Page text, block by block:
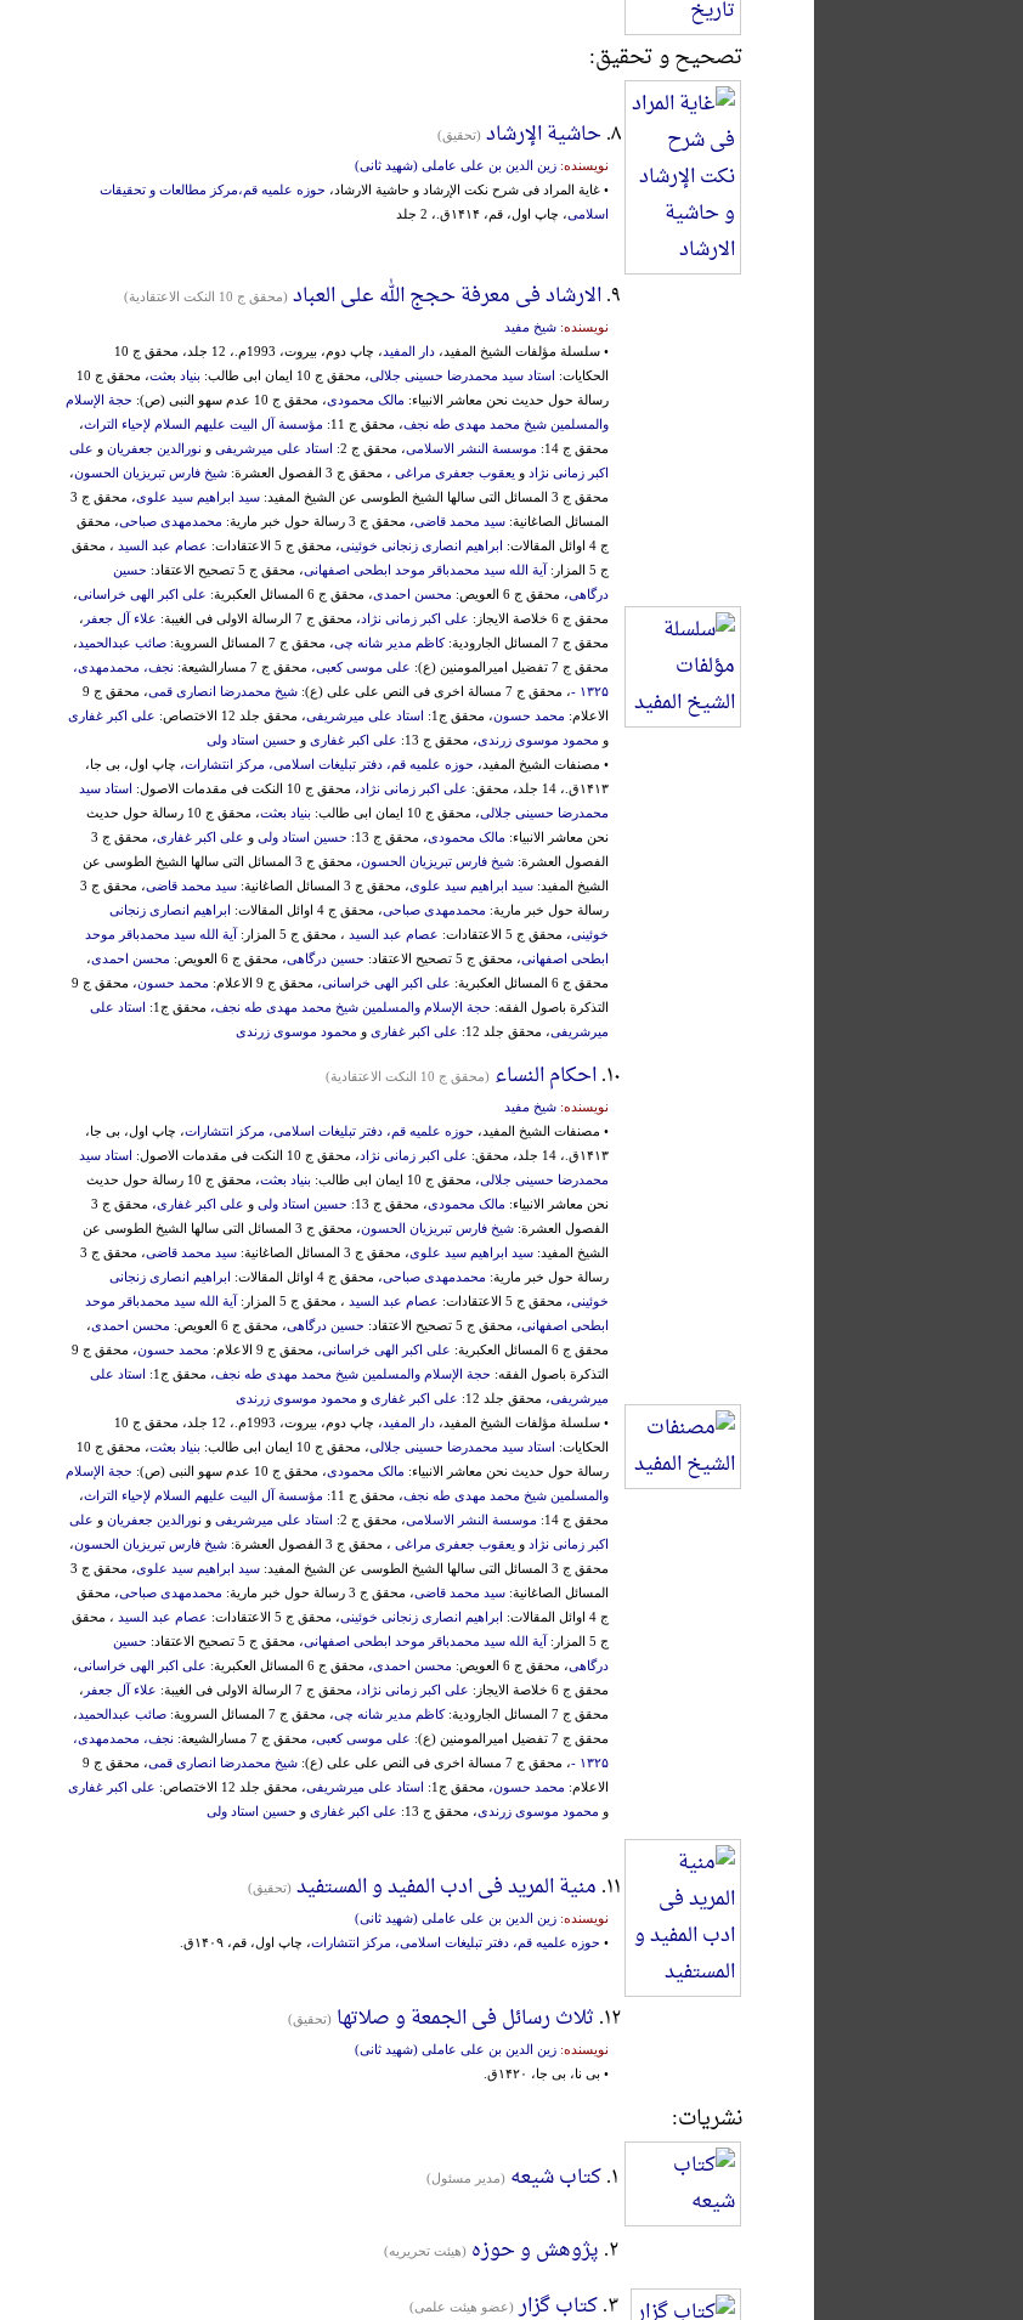
تصحیح و تحقیق:
۸. حاشیة الإرشاد (تحقیق)
نویسنده: زین الدین بن علی عاملی (شهید ثانی)
• غایة المراد فی شرح نکت الإرشاد و حاشیة الارشاد، حوزه علمیه قم،مرکز مطالعات و تحقیقات
اسلامی، چاپ اول، قم، ۱۴۱۴ق.، 2 جلد
۹. الارشاد فی معرفة حجج الله علی العباد (محقق ج 10 النکت الاعتقادیة)
نویسنده: شیخ مفید
• سلسلة مؤلفات الشیخ المفید، دار المفید
، چاپ دوم، بیروت، 1993م.، 12 جلد، محقق ج 10
الحکایات: استاد سید محمدرضا حسینی جلالی، محقق ج 10 ایمان ابی طالب: بنیاد بعثت
، محقق ج 10
رسالة حول حدیث نحن معاشر الانبیاء: مالک محمودی، محقق ج 10 عدم سهو النبی (ص):
حجة الإسلام
والمسلمین شیخ محمد مهدی طه نجف، محقق ج 11: مؤسسة آل البیت علیهم السلام لإحیاء التراث،
محقق ج 14:
موسسة النشر الاسلامی، محقق ج 2: استاد علی میرشریفی و نورالدین جعفریان و علی
اکبر زمانی نژاد و یعقوب جعفری مراغی ، محقق ج 3 الفصول العشرة: شیخ فارس تبریزیان الحسون،
محقق ج 3 المسائل التی سالها الشیخ الطوسی عن الشیخ المفید:
سید ابراهیم سید علوی
، محقق ج 3
المسائل الصاغانیة: سید محمد قاضی، محقق ج 3 رسالة حول خبر ماریة: محمدمهدی صباحی، محقق
ج 4 اوائل المقالات:
ابراهیم انصاری زنجانی خوئینی، محقق ج 5 الاعتقادات: عصام عبد السید ، محقق
ج 5 المزار:
آیة الله سید محمدباقر موحد ابطحی اصفهانی، محقق ج 5 تصحیح الاعتقاد:
حسین
درگاهی، محقق ج 6 العویص: محسن احمدی، محقق ج 6 المسائل العکبریة: علی اکبر الهی خراسانی،
محقق ج 6 خلاصة الایجاز:
علی اکبر زمانی نژاد ، محقق ج 7 الرسالة الاولی فی الغیبة: علاء آل جعفر ،
محقق ج 7 المسائل الجارودیة:
کاظم مدیر شانه چی، محقق ج 7 المسائل السرویة: صائب عبدالحمید ،
محقق ج 7 تفضیل امیرالمومنین (ع):
علی موسی کعبی، محقق ج 7 مسارالشیعة:
نجف، محمدمهد‌ی‌،
۱۳۲۵ -
، محقق ج 7 مسالة اخری فی النص علی علی (ع): شیخ محمدرضا انصاری قمی
، محقق ج 9
الاعلام: محمد حسون، محقق ج1: استاد علی میرشریفی، محقق جلد 12 الاختصاص:
علی اکبر غفاری
و محمود موسوی زرندی، محقق ج 13: علی اکبر غفاری و حسین استاد ولی
• مصنفات الشیخ المفید، حوزه علمیه قم، دفتر تبلیغات اسلامی، مرکز انتشارات، چاپ اول، بی جا،
۱۴۱۳ق.، 14 جلد، محقق:
علی اکبر زمانی نژاد ، محقق ج 10 النکت فی مقدمات الاصول:
استاد سید
محمدرضا حسینی جلالی، محقق ج 10 ایمان ابی طالب: بنیاد بعثت
، محقق ج 10 رسالة حول حدیث
نحن معاشر الانبیاء: مالک محمودی، محقق ج 13: حسین استاد ولی و علی اکبر غفاری
، محقق ج 3
الفصول العشرة: شیخ فارس تبریزیان الحسون
، محقق ج 3 المسائل التی سالها الشیخ الطوسی عن
الشیخ المفید: سید ابراهیم سید علوی، محقق ج 3 المسائل الصاغانیة: سید محمد قاضی
، محقق ج 3
رسالة حول خبر ماریة: محمدمهدی صباحی، محقق ج 4 اوائل المقالات:
ابراهیم انصاری زنجانی
خوئینی، محقق ج 5 الاعتقادات: عصام عبد السید ، محقق ج 5 المزار:
آیة الله سید محمدباقر موحد
ابطحی اصفهانی، محقق ج 5 تصحیح الاعتقاد: حسین درگاهی، محقق ج 6 العویص: محسن احمدی،
محقق ج 6 المسائل العکبریة:
علی اکبر الهی خراسانی، محقق ج 9 الاعلام: محمد حسون
، محقق ج 9
التذکرة باصول الفقه: حجة الإسلام والمسلمین شیخ محمد مهدی طه نجف، محقق ج1:
استاد علی
میرشریفی، محقق جلد 12: علی اکبر غفاری و محمود موسوی زرندی
۱۰. احکام النساء (محقق ج 10 النکت الاعتقادیة)
نویسنده: شیخ مفید
• مصنفات الشیخ المفید، حوزه علمیه قم، دفتر تبلیغات اسلامی، مرکز انتشارات، چاپ اول، بی جا،
۱۴۱۳ق.، 14 جلد، محقق:
علی اکبر زمانی نژاد ، محقق ج 10 النکت فی مقدمات الاصول:
استاد سید
محمدرضا حسینی جلالی، محقق ج 10 ایمان ابی طالب: بنیاد بعثت
، محقق ج 10 رسالة حول حدیث
نحن معاشر الانبیاء: مالک محمودی، محقق ج 13: حسین استاد ولی و علی اکبر غفاری
، محقق ج 3
الفصول العشرة: شیخ فارس تبریزیان الحسون
، محقق ج 3 المسائل التی سالها الشیخ الطوسی عن
الشیخ المفید: سید ابراهیم سید علوی، محقق ج 3 المسائل الصاغانیة: سید محمد قاضی
، محقق ج 3
رسالة حول خبر ماریة: محمدمهدی صباحی، محقق ج 4 اوائل المقالات:
ابراهیم انصاری زنجانی
خوئینی، محقق ج 5 الاعتقادات: عصام عبد السید ، محقق ج 5 المزار:
آیة الله سید محمدباقر موحد
ابطحی اصفهانی، محقق ج 5 تصحیح الاعتقاد: حسین درگاهی، محقق ج 6 العویص: محسن احمدی،
محقق ج 6 المسائل العکبریة:
علی اکبر الهی خراسانی، محقق ج 9 الاعلام: محمد حسون
، محقق ج 9
التذکرة باصول الفقه: حجة الإسلام والمسلمین شیخ محمد مهدی طه نجف، محقق ج1:
استاد علی
میرشریفی، محقق جلد 12: علی اکبر غفاری و محمود موسوی زرندی
• سلسلة مؤلفات الشیخ المفید، دار المفید
، چاپ دوم، بیروت، 1993م.، 12 جلد، محقق ج 10
الحکایات: استاد سید محمدرضا حسینی جلالی، محقق ج 10 ایمان ابی طالب: بنیاد بعثت
، محقق ج 10
رسالة حول حدیث نحن معاشر الانبیاء: مالک محمودی، محقق ج 10 عدم سهو النبی (ص):
حجة الإسلام
والمسلمین شیخ محمد مهدی طه نجف، محقق ج 11: مؤسسة آل البیت علیهم السلام لإحیاء التراث،
محقق ج 14:
موسسة النشر الاسلامی، محقق ج 2: استاد علی میرشریفی و نورالدین جعفریان و علی
اکبر زمانی نژاد و یعقوب جعفری مراغی ، محقق ج 3 الفصول العشرة: شیخ فارس تبریزیان الحسون،
محقق ج 3 المسائل التی سالها الشیخ الطوسی عن الشیخ المفید:
سید ابراهیم سید علوی
، محقق ج 3
المسائل الصاغانیة: سید محمد قاضی، محقق ج 3 رسالة حول خبر ماریة: محمدمهدی صباحی، محقق
ج 4 اوائل المقالات:
ابراهیم انصاری زنجانی خوئینی، محقق ج 5 الاعتقادات: عصام عبد السید ، محقق
ج 5 المزار:
آیة الله سید محمدباقر موحد ابطحی اصفهانی، محقق ج 5 تصحیح الاعتقاد:
حسین
درگاهی، محقق ج 6 العویص: محسن احمدی، محقق ج 6 المسائل العکبریة: علی اکبر الهی خراسانی،
محقق ج 6 خلاصة الایجاز:
علی اکبر زمانی نژاد ، محقق ج 7 الرسالة الاولی فی الغیبة: علاء آل جعفر ،
محقق ج 7 المسائل الجارودیة:
کاظم مدیر شانه چی، محقق ج 7 المسائل السرویة: صائب عبدالحمید ،
محقق ج 7 تفضیل امیرالمومنین (ع):
علی موسی کعبی، محقق ج 7 مسارالشیعة:
نجف، محمدمهد‌ی‌،
۱۳۲۵ -
، محقق ج 7 مسالة اخری فی النص علی علی (ع): شیخ محمدرضا انصاری قمی
، محقق ج 9
الاعلام: محمد حسون، محقق ج1: استاد علی میرشریفی، محقق جلد 12 الاختصاص:
علی اکبر غفاری
و محمود موسوی زرندی، محقق ج 13: علی اکبر غفاری و حسین استاد ولی
۱۱. منیة المرید فی ادب المفید و المستفید (تحقیق)
نویسنده: زین الدین بن علی عاملی (شهید ثانی)
• حوزه علمیه قم، دفتر تبلیغات اسلامی، مرکز انتشارات، چاپ اول، قم، ۱۴۰۹ق.
۱۲. ثلاث رسائل فی الجمعة و صلاتها (تحقیق)
نویسنده: زین الدین بن علی عاملی (شهید ثانی)
• بی نا، بی جا، ۱۴۲۰ق.
نشریات:
۱. کتاب شیعه (مدير مسئول)
۲. پژوهش و حوزه (هيئت تحريريه)
۳. کتاب گزار (عضو هیئت علمی)